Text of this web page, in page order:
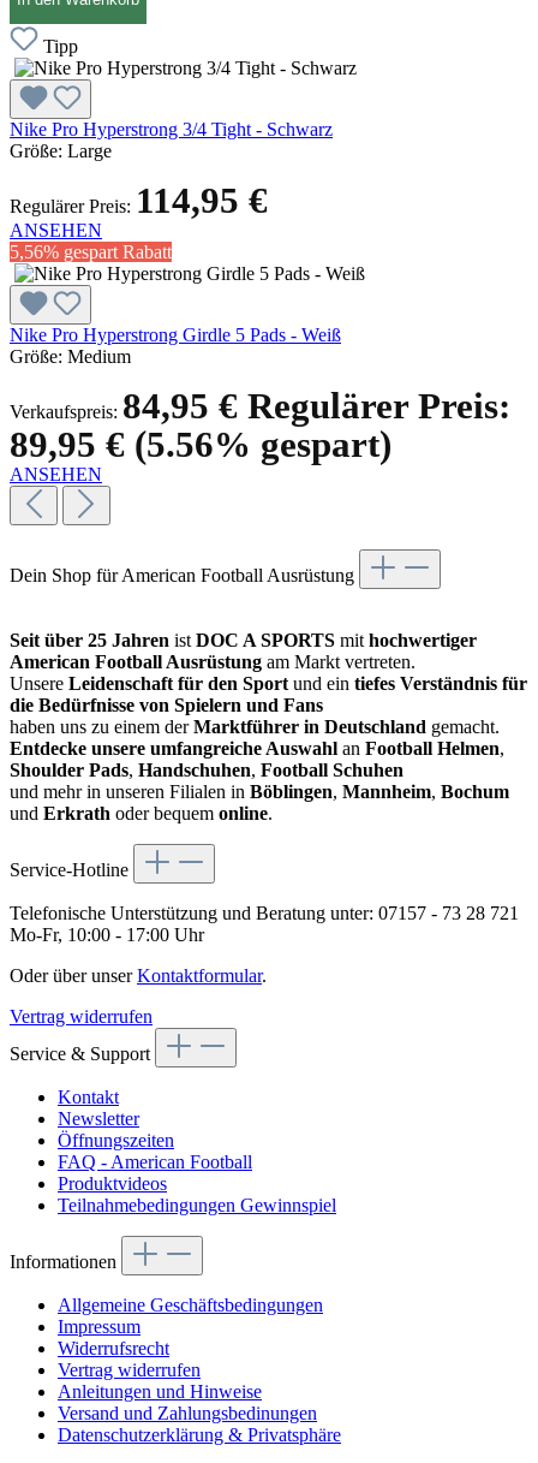
Tipp
Nike Pro Hyperstrong 3/4 Tight - Schwarz
Größe: Large
Regulärer Preis: 114,95 €
ANSEHEN
5,56% gespart Rabatt
Nike Pro Hyperstrong Girdle 5 Pads - Weiß
Größe: Medium
Verkaufspreis: 84,95 € Regulärer Preis:
89,95 € (5.56% gespart)
ANSEHEN
Dein Shop für American Football Ausrüstung
Seit über 25 Jahren ist DOC A SPORTS mit hochwertiger
American Football Ausrüstung am Markt vertreten.
Unsere Leidenschaft für den Sport und ein tiefes Verständnis für
die Bedürfnisse von Spielern und Fans
haben uns zu einem derMarktführer in Deutschland gemacht.
Entdecke unsere umfangreiche Auswahl an Football Helmen,
Shoulder Pads, Handschuhen, Football Schuhen
und mehr in unseren Filialen in Böblingen, Mannheim, Bochum
und Erkrath oder bequem online.
Service-Hotline
Telefonische Unterstützung und Beratung unter: 07157 - 73 28 721
Mo-Fr, 10:00 - 17:00 Uhr
Oder über unserKontaktformular.
Vertrag widerrufen
Service & Support
Kontakt
Newsletter
Öffnungszeiten
FAQ - American Football
Produktvideos
Teilnahmebedingungen Gewinnspiel
Informationen
Allgemeine Geschäftsbedingungen
Impressum
Widerrufsrecht
Vertrag widerrufen
Anleitungen und Hinweise
Versand und Zahlungsbedinungen
Datenschutzerklärung & Privatsphäre